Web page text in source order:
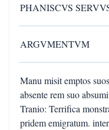
PHANISCVS
ARGVMENTVM
Manu misit emptos
absente rem suo
Tranio: Terrifica
pridem emigratum.